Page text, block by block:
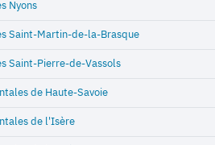
Nyons
Saint-Martin-de-la-Brasque
Saint-Pierre-de-Vassols
de Haute-Savoie
de l'Isère